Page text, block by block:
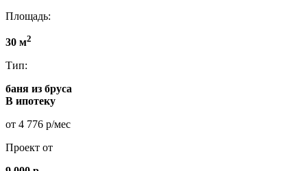
Площадь:
30 м2
Тип:
баня из бруса
В ипотеку
от 4 776 р/мес
Проект от